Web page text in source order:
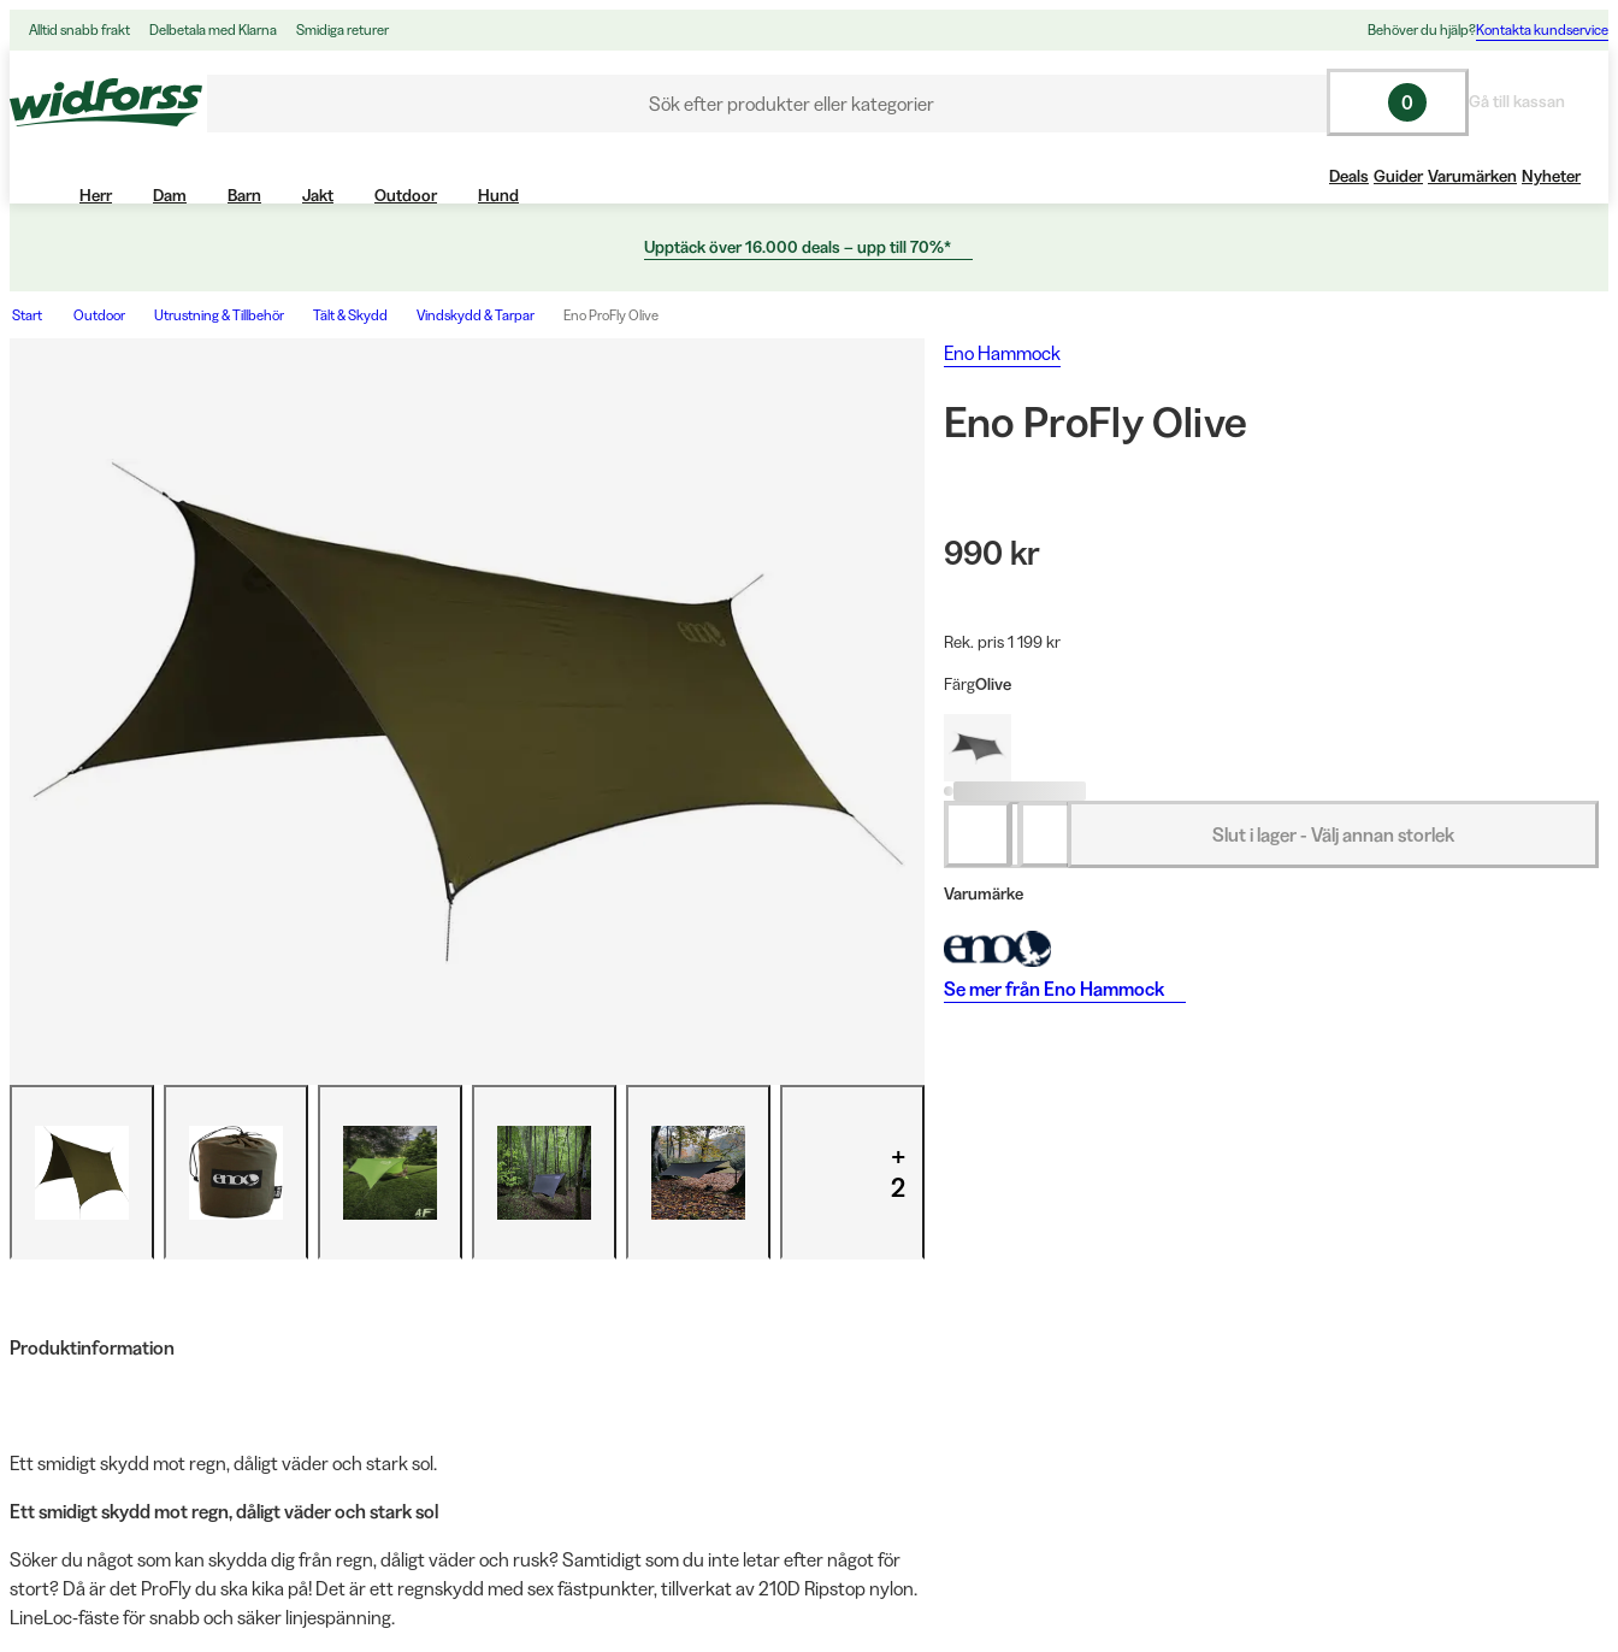
Alltid snabb frakt Delbetala med Klarna Smidiga returer Behöver du hjälp?Kontakta kundservice
Sök efter produkter eller kategorier 0 Gå till kassan
Herr Dam Barn Jakt Outdoor Hund
Deals Guider Varumärken Nyheter
Upptäck över 16.000 deals – upp till 70%*
Start Outdoor Utrustning & Tillbehör Tält & Skydd Vindskydd & Tarpar Eno ProFly Olive
+
2
Produktinformation
Ett smidigt skydd mot regn, dåligt väder och stark sol.
Ett smidigt skydd mot regn, dåligt väder och stark sol
Söker du något som kan skydda dig från regn, dåligt väder och rusk? Samtidigt som du inte letar efter något för
stort? Då är det ProFly du ska kika på! Det är ett regnskydd med sex fästpunkter, tillverkat av 210D Ripstop nylon.
LineLoc-fäste för snabb och säker linjespänning.
Eno Hammock
Eno ProFly Olive
990 kr
Rek. pris 1 199 kr
FärgOlive
Slut i lager - Välj annan storlek
Varumärke
Se mer från Eno Hammock